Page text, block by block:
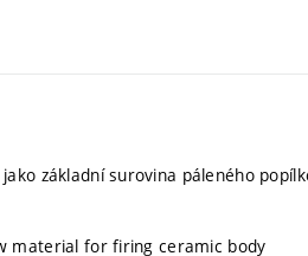
základní surovina páleného
material for firing ceramic body